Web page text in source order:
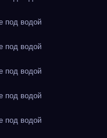
под водой
под водой
под водой
под водой
под водой